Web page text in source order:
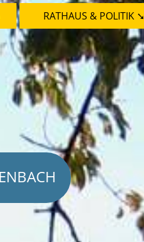
RATHAUS & POLITIK ➘